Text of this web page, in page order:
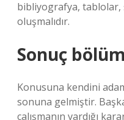
bibliyografya,
oluşmalıdır.
Sonuç
Konusuna kendini
sonuna gelmiştir.
çalışmanın vardığı